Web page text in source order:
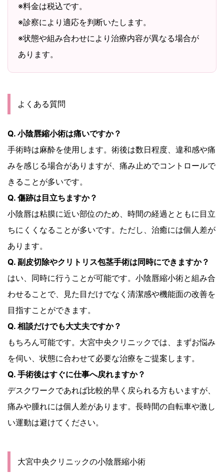
※料金は税込です。
※診察により適応を判断いたします。
※状態や組み合わせにより治療内容が異なる場合が
あります。
よくある質問
Q. 小陰唇縮小術は痛いですか？
手術時は麻酔を使用します。術後は数日程度、違和感や痛
みを感じる場合がありますが、痛み止めでコントロールで
きることが多いです。
Q. 傷跡は目立ちますか？
小陰唇は粘膜に近い部位のため、時間の経過とともに目立
ちにくくなることが多いです。ただし、治癒には個人差が
あります。
Q. 副皮切除やクリトリス包茎手術は同時にできますか？
はい、同時に行うことが可能です。小陰唇縮小術と組み合
わせることで、見た目だけでなく清潔感や機能面の改善を
目指すことができます。
Q. 相談だけでも大丈夫ですか？
もちろん可能です。大宮中央クリニックでは、まずお悩み
を伺い、状態に合わせて必要な治療をご提案します。
Q. 手術後はすぐに仕事へ戻れますか？
デスクワークであれば比較的早く戻られる方もいますが、
痛みや腫れには個人差があります。長時間の自転車や激し
い運動は避けてください。
大宮中央クリニックの小陰唇縮小術